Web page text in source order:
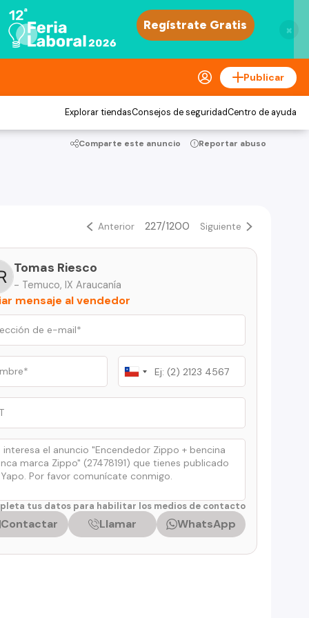
×
Publicar
Explorar tiendasConsejos de seguridadCentro de ayuda
Comparte este anuncio Reportar abuso
Anterior 227/1200 Siguiente
Tomas Riesco
- Temuco, IX Araucanía
mensaje al vendedor
Chile
+56
tus datos para habilitar los medios de contacto
Contactar Llamar WhatsApp